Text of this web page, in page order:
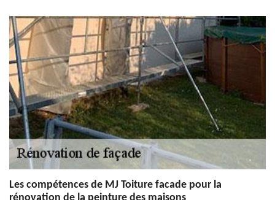
Les compétences de MJ Toiture facade pour la